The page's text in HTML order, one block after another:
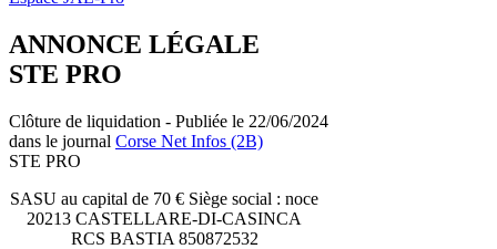
ANNONCE LÉGALE
STE PRO
Clôture de liquidation - Publiée le 22/06/2024
dans le journal Corse Net Infos (2B)
STE PRO
SASU au capital de 70 € Siège social : noce
20213 CASTELLARE-DI-CASINCA
RCS BASTIA 850872532